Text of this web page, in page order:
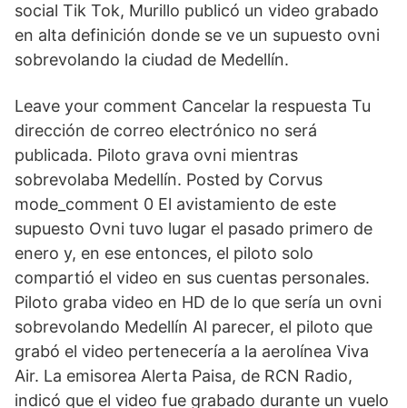
social Tik Tok, Murillo publicó un video grabado
en alta definición donde se ve un supuesto ovni
sobrevolando la ciudad de Medellín.
Leave your comment Cancelar la respuesta Tu
dirección de correo electrónico no será
publicada. Piloto grava ovni mientras
sobrevolaba Medellín. Posted by Corvus
mode_comment 0 El avistamiento de este
supuesto Ovni tuvo lugar el pasado primero de
enero y, en ese entonces, el piloto solo
compartió el video en sus cuentas personales.
Piloto graba video en HD de lo que sería un ovni
sobrevolando Medellín Al parecer, el piloto que
grabó el video pertenecería a la aerolínea Viva
Air. La emisorea Alerta Paisa, de RCN Radio,
indicó que el video fue grabado durante un vuelo